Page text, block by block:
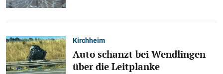
Kirchheim
Auto schanzt bei Wendlingen
über die Leitplanke